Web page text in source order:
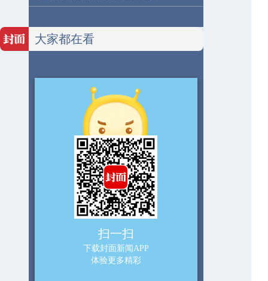
大家都在看
扫一扫
下载封面新闻APP
体验更多精彩